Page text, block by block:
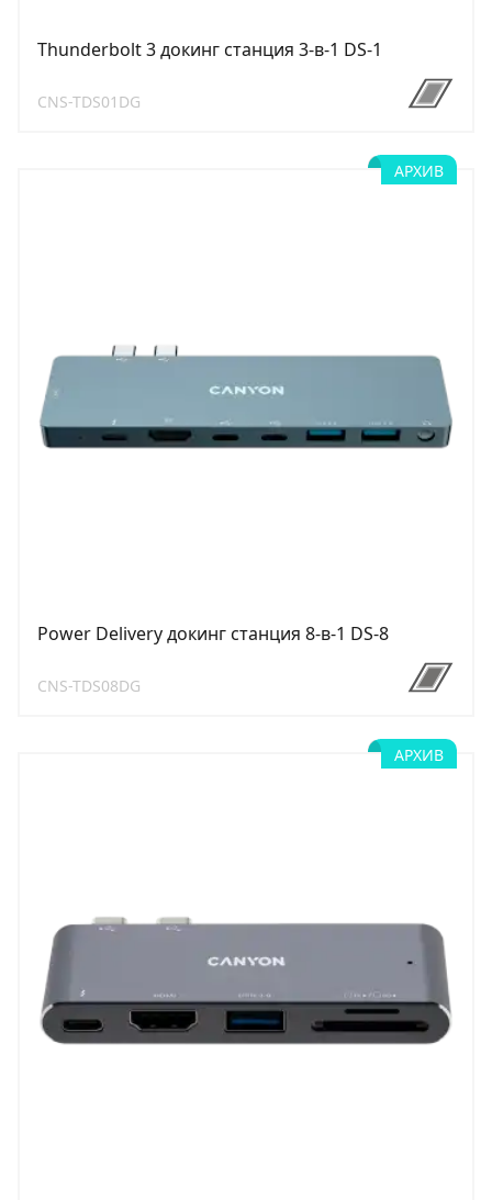
Thunderbolt 3 докинг станция 3-в-1 DS-1
CNS-TDS01DG
АРХИВ
Power Delivery докинг станция 8-в-1 DS-8
CNS-TDS08DG
АРХИВ